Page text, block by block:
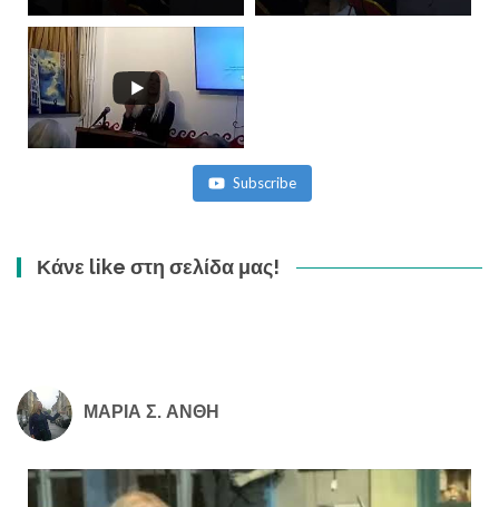
Subscribe
Κάνε like στη σελίδα μας!
ΜΑΡΙΑ Σ. ΑΝΘΗ